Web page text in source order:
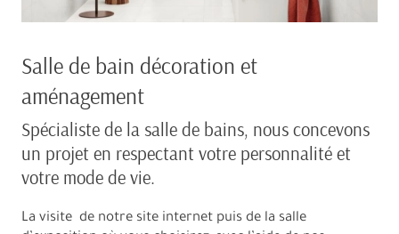
Salle de bain décoration et
aménagement
Spécialiste de la salle de bains, nous concevons
un projet en respectant votre personnalité et
votre mode de vie.
La visite de notre site internet puis de la salle